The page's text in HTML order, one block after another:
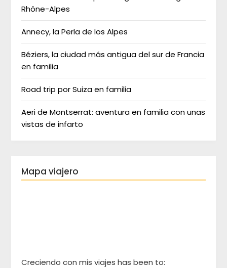
Rhône-Alpes
Annecy, la Perla de los Alpes
Béziers, la ciudad más antigua del sur de Francia
en familia
Road trip por Suiza en familia
Aeri de Montserrat: aventura en familia con unas
vistas de infarto
Mapa viajero
Creciendo con mis viajes has been to: